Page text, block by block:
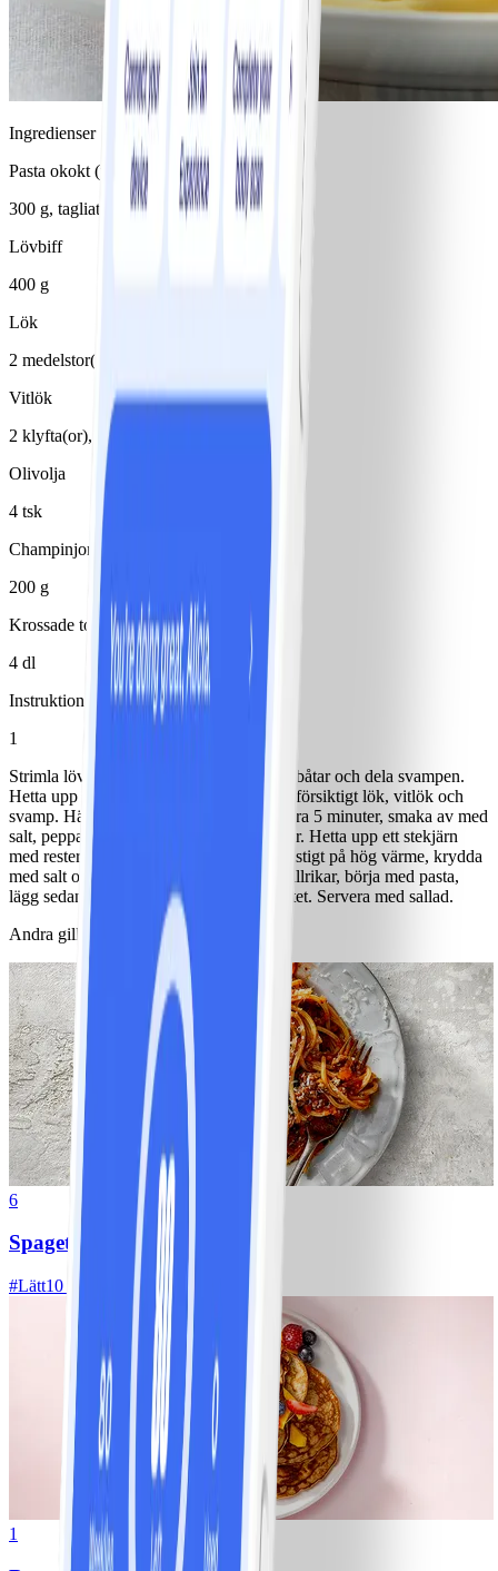
Ingredienser
Pasta okokt (typ spaghetti)
300 g, tagliatelle
Lövbiff
400 g
Lök
2 medelstor(t)/medelstora, små
Vitlök
2 klyfta(or), 1 msk tunt skivad
Olivolja
4 tsk
Champinjoner
200 g
Krossade tomater
4 dl
Instruktioner
1
Strimla lövbiffen tunt, skär löken i tunna båtar och dela svampen.
Hetta upp en kastrull med 2 tsk olja, fräs försiktigt lök, vitlök och
svamp. Häll på tomaterna och låt det puttra 5 minuter, smaka av med
salt, peppar och eventuellt en nypa socker. Hetta upp ett stekjärn
med resterande olja och stek lövbiffen hastigt på hög värme, krydda
med salt och svartpeppar. Lägg upp på tallrikar, börja med pasta,
lägg sedan på såsen och avsluta med köttet. Servera med sallad.
Andra gillade också
6
Spagetti med köttfärssås
#Lätt10 MIN
1